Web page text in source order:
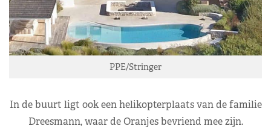
PPE/Stringer
In de buurt ligt ook een helikopterplaats van de familie
Dreesmann, waar de Oranjes bevriend mee zijn.